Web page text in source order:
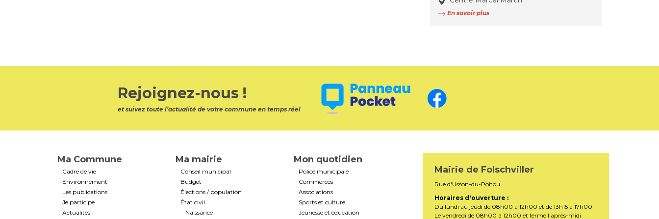
En savoir plus
Rejoignez-nous !
et suivez toute l’actualité de votre commune en temps réel
Ma Commune
Cadre de vie
Environnement
Les publications
Je participe
Actualités
Ma mairie
Conseil municipal
Budget
Élections / population
État civil
Naissance
Mon quotidien
Police municipale
Commerces
Associations
Sports et culture
Jeunesse et éducation
Mairie de Folschviller
Rue d'Usson-du-Poitou
Horaires d'ouverture :
Du lundi au jeudi de 08h00 à 12h00 et de 13h15 à 17h00
Le vendredi de 08h00 à 12h00 et fermé l'après-midi